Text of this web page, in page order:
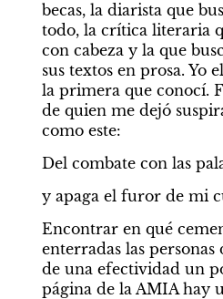
becas, la diarista que
todo, la crítica literaria
con cabeza y la que
sus textos en prosa. Yo
la primera que conocí.
de quien me dejó
como este:
Del combate con las
y apaga el furor de mi
Encontrar en qué
enterradas las
de una efectividad un
página de la AMIA hay